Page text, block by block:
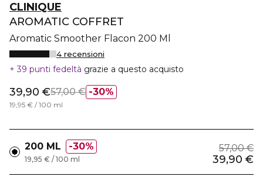
CLINIQUE
AROMATIC COFFRET
Aromatic Smoother Flacon 200 Ml
4 recensioni
39 punti fedeltà grazie a questo acquisto
30%
39,90 €57,00 €
19,95 € / 100 ml
200 ML 30% 57,00 €
39,90 €
19,95 € / 100 ml